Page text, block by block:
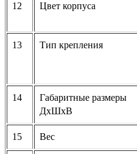
12 Цвет корпуса
13 Тип крепления
14
Габаритные размеры
ДхШхВ
15 Вес